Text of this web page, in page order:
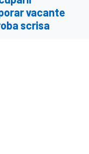
vacante
scrisa